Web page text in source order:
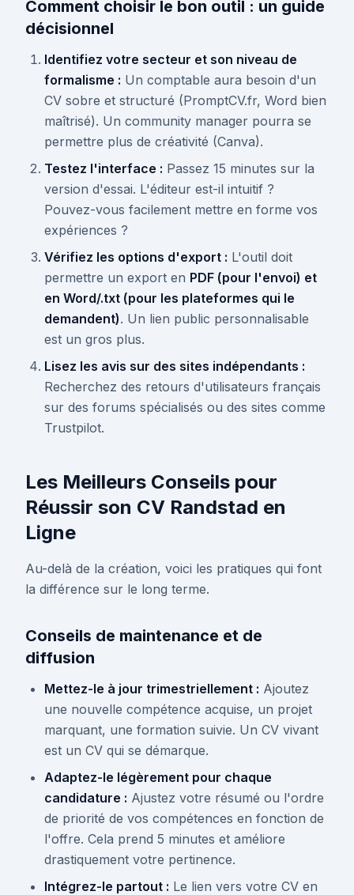
Comment choisir le bon outil : un guide
décisionnel
Identifiez votre secteur et son niveau de
formalisme : Un comptable aura besoin d'un
CV sobre et structuré (PromptCV.fr, Word bien
maîtrisé). Un community manager pourra se
permettre plus de créativité (Canva).
Testez l'interface : Passez 15 minutes sur la
version d'essai. L'éditeur est-il intuitif ?
Pouvez-vous facilement mettre en forme vos
expériences ?
Vérifiez les options d'export : L'outil doit
permettre un export en PDF (pour l'envoi) et
en Word/.txt (pour les plateformes qui le
demandent). Un lien public personnalisable
est un gros plus.
Lisez les avis sur des sites indépendants :
Recherchez des retours d'utilisateurs français
sur des forums spécialisés ou des sites comme
Trustpilot.
Les Meilleurs Conseils pour
Réussir son CV Randstad en
Ligne
Au-delà de la création, voici les pratiques qui font
la différence sur le long terme.
Conseils de maintenance et de
diffusion
Mettez-le à jour trimestriellement : Ajoutez
une nouvelle compétence acquise, un projet
marquant, une formation suivie. Un CV vivant
est un CV qui se démarque.
Adaptez-le légèrement pour chaque
candidature : Ajustez votre résumé ou l'ordre
de priorité de vos compétences en fonction de
l'offre. Cela prend 5 minutes et améliore
drastiquement votre pertinence.
Intégrez-le partout : Le lien vers votre CV en